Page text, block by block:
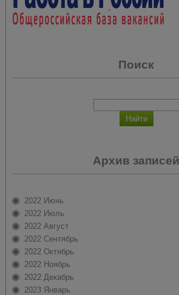
Поиск
Архив записей
2022 Июнь
2022 Июль
2022 Август
2022 Сентябрь
2022 Октябрь
2022 Ноябрь
2022 Декабрь
2023 Январь